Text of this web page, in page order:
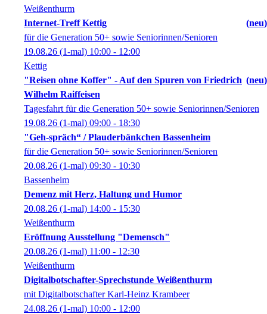
Weißenthurm
Internet-Treff Kettig
neu
für die Generation 50+ sowie Seniorinnen/Senioren
19.08.26 (1-mal) 10:00 - 12:00
Kettig
"Reisen ohne Koffer" - Auf den Spuren von Friedrich
Wilhelm Raiffeisen
neu
Tagesfahrt für die Generation 50+ sowie Seniorinnen/Senioren
19.08.26 (1-mal) 09:00 - 18:30
"Geh-spräch“ / Plauderbänkchen Bassenheim
für die Generation 50+ sowie Seniorinnen/Senioren
20.08.26 (1-mal) 09:30 - 10:30
Bassenheim
Demenz mit Herz, Haltung und Humor
20.08.26 (1-mal) 14:00 - 15:30
Weißenthurm
Eröffnung Ausstellung "Demensch"
20.08.26 (1-mal) 11:00 - 12:30
Weißenthurm
Digitalbotschafter-Sprechstunde Weißenthurm
mit Digitalbotschafter Karl-Heinz Krambeer
24.08.26 (1-mal) 10:00 - 12:00